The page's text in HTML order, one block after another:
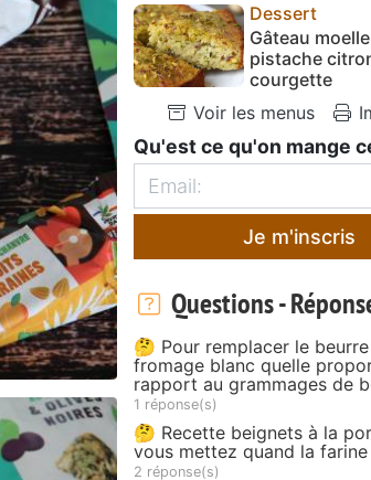
Dessert
Gâteau
pistache
courgette
Voir les menus
Qu'est ce qu'on mange
Je m'inscris
Questions -
🤔 Pour remplacer le
fromage blanc quelle
rapport au grammages de
1 réponse(s)
🤔 Recette beignets à la
vous mettez quand la farine
2 réponse(s)